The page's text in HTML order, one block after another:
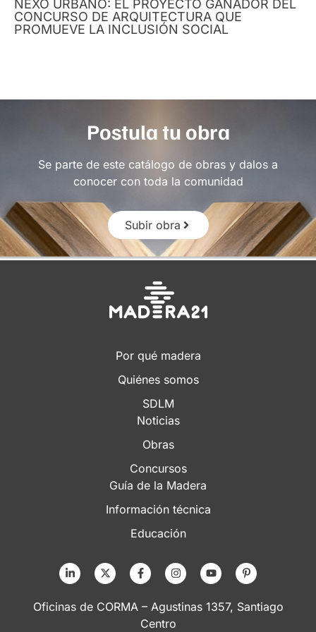
NEXO URBANO: EL PROYECTO GANADOR DEL
CONCURSO DE ARQUITECTURA QUE
PROMUEVE LA INCLUSIÓN SOCIAL
Postula tu obra
Se parte de este catálogo de obras y dalos a
conocer con toda la comunidad
Subir obra
Por qué madera
Quiénes somos
SDLM
Noticias
Obras
Concursos
Guía de la Madera
Información técnica
Educación
Oficinas de CORMA – Agustinas 1357, Santiago
Centro